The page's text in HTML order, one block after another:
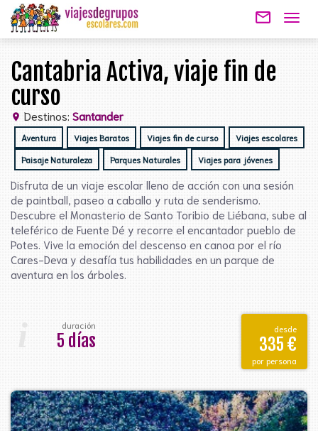
mail_outline
Cantabria Activa, viaje fin de
curso
location_on Destinos: Santander
Aventura Viajes Baratos Viajes fin de curso Viajes escolares
Paisaje Naturaleza Parques Naturales Viajes para jóvenes
Disfruta de un viaje escolar lleno de acción con una sesión
de paintball, paseo a caballo y ruta de senderismo.
Descubre el Monasterio de Santo Toribio de Liébana, sube al
teleférico de Fuente Dé y recorre el encantador pueblo de
Potes. Vive la emoción del descenso en canoa por el río
Cares-Deva y desafía tus habilidades en un parque de
aventura en los árboles.
duración
5 días
desde
335 €
por persona